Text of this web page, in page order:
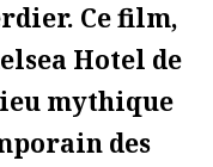
Ce film,
Hotel de
mythique
des